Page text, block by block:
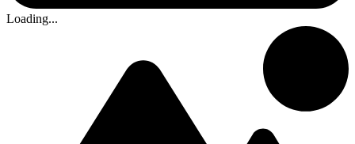
Loading...